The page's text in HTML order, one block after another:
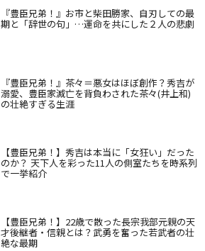
『豊臣兄弟！』お市と柴田勝家、自刃しての最
期と「辞世の句」…運命を共にした２人の悲劇
『豊臣兄弟！』茶々＝悪女はほぼ創作？秀吉が
溺愛、豊臣家滅亡を背負わされた茶々(井上和)
の壮絶すぎる生涯
【豊臣兄弟！】秀吉は本当に「女狂い」だった
のか？ 天下人を彩った11人の側室たちを時系列
で一挙紹介
【豊臣兄弟！】22歳で散った長宗我部元親の天
才後継者・信親とは？武勇を奮った若武者の壮
絶な最期